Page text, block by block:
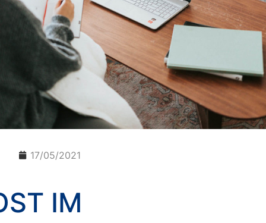
17/05/2021
IM